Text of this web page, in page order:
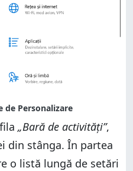
„Bară de activități”,
din stânga. În partea
o listă lungă de setări